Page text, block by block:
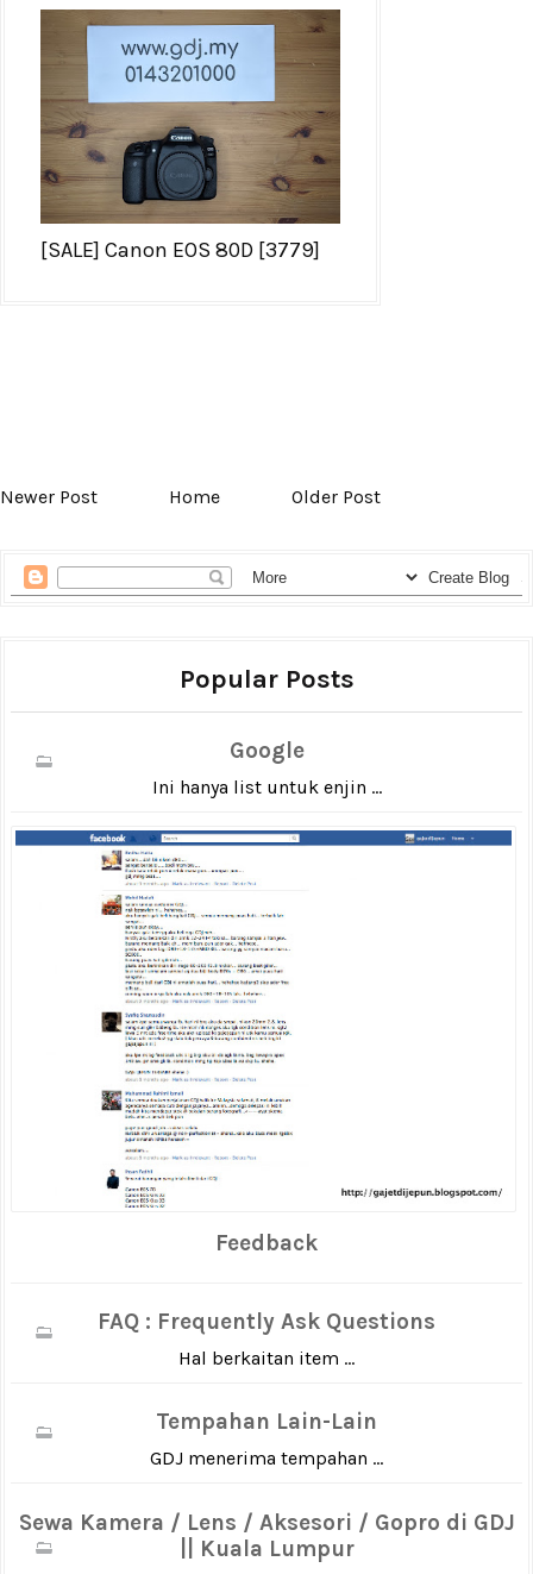
[SALE] Canon EOS 80D [3779]
Newer Post Home Older Post
Popular Posts
Google
Ini hanya list untuk enjin ...
Feedback
FAQ : Frequently Ask Questions
Hal berkaitan item ...
Tempahan Lain-Lain
GDJ menerima tempahan ...
Sewa Kamera / Lens / Aksesori / Gopro di GDJ
|| Kuala Lumpur